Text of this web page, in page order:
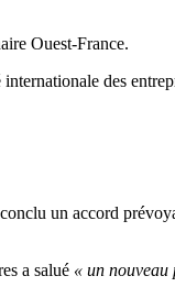
Ouest-France.
des
un accord
a salué « un nouveau